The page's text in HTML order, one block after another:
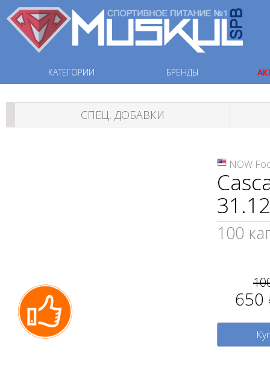
КАТЕГОРИИ БРЕНДЫ
СПЕЦ. ДОБАВКИ
NOW
100
650